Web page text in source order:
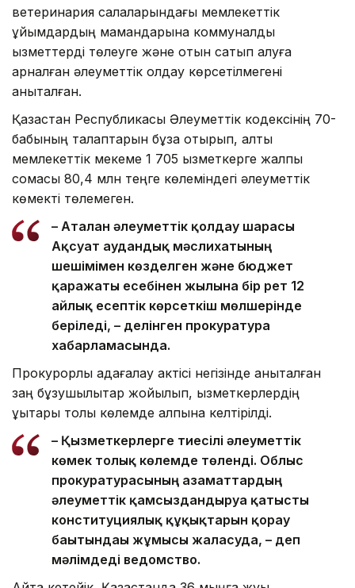
ветеринария салаларындағы мемлекеттік
ұйымдардың мамандарына коммуналдық
қызметтерді төлеуге және отын сатып алуға
арналған әлеуметтік қолдау көрсетілмегені
анықталған.
Қазақстан Республикасы Әлеуметтік кодексінің 70-
бабының талаптарын бұза отырып, алты
мемлекеттік мекеме 1 705 қызметкерге жалпы
сомасы 80,4 млн теңге көлеміндегі әлеуметтік
көмекті төлемеген.
– Аталған әлеуметтік қолдау шарасы
Ақсуат аудандық мәслихатының
шешімімен көзделген және бюджет
қаражаты есебінен жылына бір рет 12
айлық есептік көрсеткіш мөлшерінде
беріледі, – делінген прокуратура
хабарламасында.
Прокурорлық қадағалау актісі негізінде анықталған
заң бұзушылықтар жойылып, қызметкерлердің
құқықтары толық көлемде қалпына келтірілді.
– Қызметкерлерге тиесілі әлеуметтік
көмек толық көлемде төленді. Облыс
прокуратурасының азаматтардың
әлеуметтік қамсыздандыруға қатысты
конституциялық құқықтарын қорғау
бағытындағы жұмысы жалғасуда, – деп
мәлімдеді ведомство.